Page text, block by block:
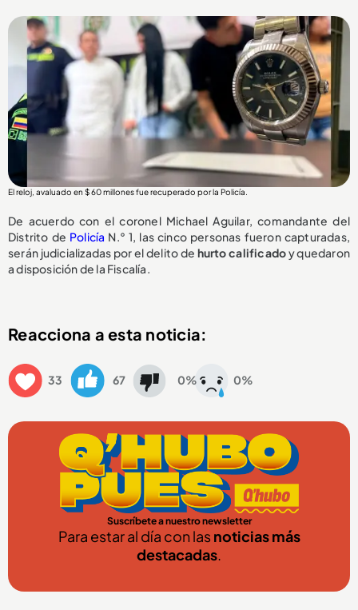
El reloj, avaluado en $ 60 millones fue recuperado por la Policía.
De acuerdo con el coronel Michael Aguilar, comandante del
Distrito de Policía N.° 1, las cinco personas fueron capturadas,
serán judicializadas por el delito de hurto calificadoy quedaron
a disposición de la Fiscalía.
Reacciona a esta noticia:
33 67 0% 0%
Suscríbete a nuestro newsletter
Para estar al día con lasnoticias más
destacadas.